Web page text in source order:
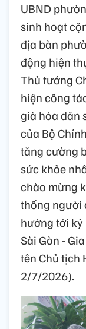
UBND
sinh hoạt
địa bàn
động hiện
Thủ tướng
hiện công
già hóa dân
của Bộ
tăng cường
sức khỏe
chào mừng
thống người
hướng tới kỷ
Sài Gòn -
tên Chủ tịch
2/7/2026).